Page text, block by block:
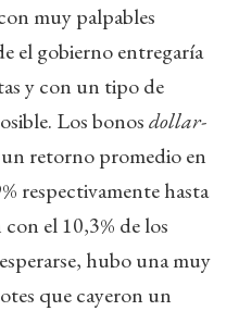
muy palpables
el gobierno entregaría
y con un tipo de
Los bonosdollar-
retorno promedio en
respectivamente hasta
el 10,3% de los
hubo una muy
que cayeron un